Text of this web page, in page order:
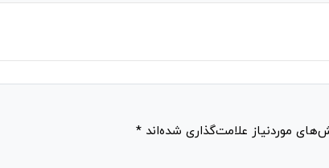
موردنیاز علامت‌گذاری شده‌اند *